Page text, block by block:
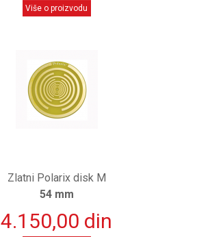
Više o proizvodu
Zlatni Polarix disk M
54 mm
4.150,00 din